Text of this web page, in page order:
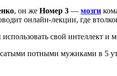
, он же Номер 3 — мозги
онлайн-лекции, где
свой интеллект
потными мужиками в 5